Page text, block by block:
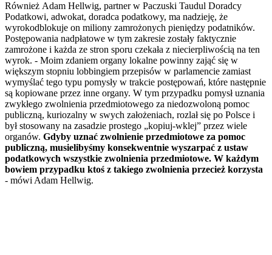
Również Adam Hellwig, partner w Paczuski Taudul Doradcy
Podatkowi, adwokat, doradca podatkowy, ma nadzieję, że
wyrokodblokuje on miliony zamrożonych pieniędzy podatników.
Postępowania nadpłatowe w tym zakresie zostały faktycznie
zamrożone i każda ze stron sporu czekała z niecierpliwością na ten
wyrok. - Moim zdaniem organy lokalne powinny zająć się w
większym stopniu lobbingiem przepisów w parlamencie zamiast
wymyślać tego typu pomysły w trakcie postępowań, które następnie
są kopiowane przez inne organy. W tym przypadku pomysł uznania
zwykłego zwolnienia przedmiotowego za niedozwoloną pomoc
publiczną, kuriozalny w swych założeniach, rozlał się po Polsce i
był stosowany na zasadzie prostego „kopiuj-wklej” przez wiele
organów. Gdyby uznać zwolnienie przedmiotowe za pomoc
publiczną, musielibyśmy konsekwentnie wyszarpać z ustaw
podatkowych wszystkie zwolnienia przedmiotowe. W każdym
bowiem przypadku ktoś z takiego zwolnienia przecież korzysta
- mówi Adam Hellwig.